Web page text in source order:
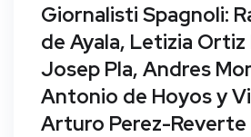
Giornalisti Spagnoli:
de Ayala, Letizia Ortiz
Josep Pla, Andres
Antonio de Hoyos y
Arturo Perez-